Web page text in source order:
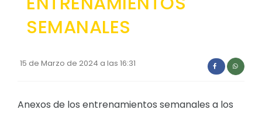
GESTIÓN ADMINISTRATIVA
Plan Anual Contratación - PAC
Convenios Institucionales
SEMANALES
15 de Marzo de 2024 a las 16:31
Anexos de los entrenamientos semanales a los